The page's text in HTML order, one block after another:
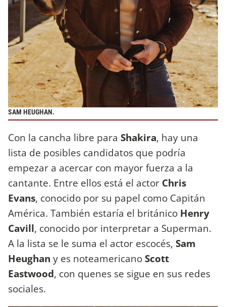
SAM HEUGHAN.
Con la cancha libre para Shakira, hay una
lista de posibles candidatos que podría
empezar a acercar con mayor fuerza a la
cantante. Entre ellos está el actor Chris
Evans, conocido por su papel como Capitán
América. También estaría el británico Henry
Cavill, conocido por interpretar a Superman.
A la lista se le suma el actor escocés, Sam
Heughan y es noteamericanoScott
Eastwood, con quenes se sigue en sus redes
sociales.